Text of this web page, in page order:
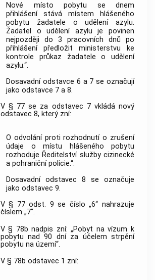
Nové místo pobytu se dnem
přihlášení stává místem hlášeného
pobytu žadatele o udělení azylu.
Žadatel o udělení azylu je povinen
nejpozději do 3 pracovních dnů po
přihlášení předložit ministerstvu ke
kontrole průkaz žadatele o udělení
azylu.“.
Dosavadní odstavce 6 a 7 se označují
jako odstavce 7 a 8.
V § 77 se za odstavec 7 vkládá nový
odstavec 8, který zní:
O odvolání proti rozhodnutí o zrušení
údaje o místu hlášeného pobytu
rozhoduje Ředitelství služby cizinecké
a pohraniční policie.“.
Dosavadní odstavec 8 se označuje
jako odstavec 9.
V § 77 odst. 9 se číslo „6“ nahrazuje
číslem „7“.
V § 78b nadpis zní: „Pobyt na vízum k
pobytu nad 90 dní za účelem strpění
pobytu na území“.
V § 78b odstavec 1 zní: